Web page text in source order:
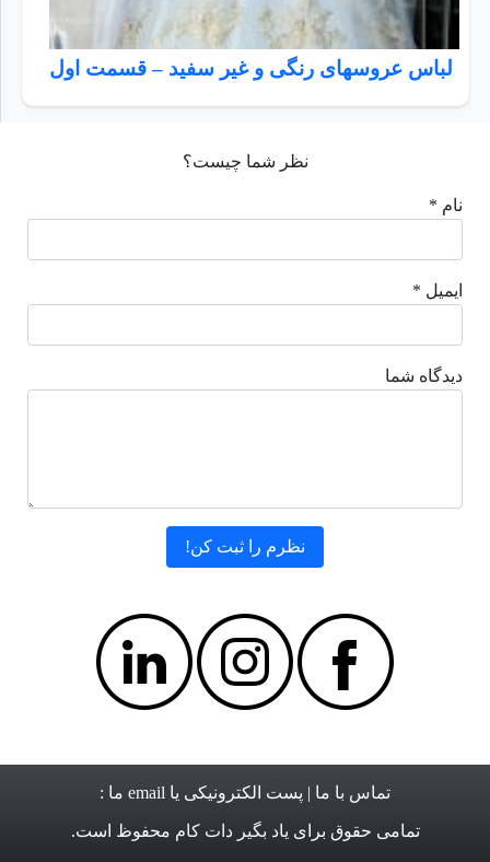
لباس عروسهای رنگی و غیر سفید – قسمت اول
نظر شما چیست؟
نام *
ایمیل *
دیدگاه شما
تماس با ما | پست الکترونیکی یا email ما :
تمامی حقوق برای یاد بگیر دات کام محفوظ است.